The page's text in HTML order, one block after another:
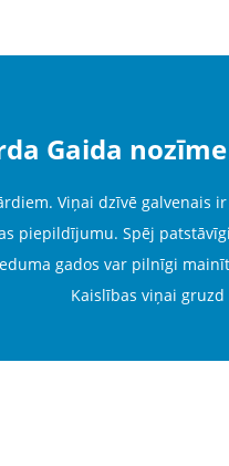
Gaida
Viņai dzīvē galvenais
piepildījumu. Spēj
gados var pilnīgi
Kaislības viņai